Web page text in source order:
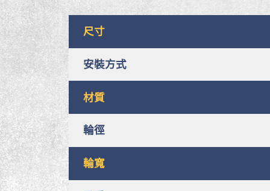
尺寸
安裝方式
材質
輪徑
輪寬